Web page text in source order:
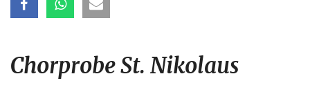
Chorprobe St. Nikolaus